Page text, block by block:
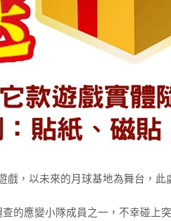
，以未來的月球基地為舞台，此
的應變小隊成員之一，不幸碰上